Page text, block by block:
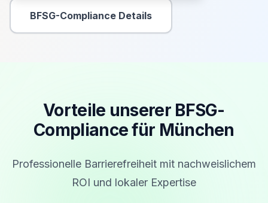
BFSG-Compliance Details
Sekundäre Aktion
Vorteile unserer BFSG-
Compliance für München
Professionelle Barrierefreiheit mit nachweislichem
ROI und lokaler Expertise